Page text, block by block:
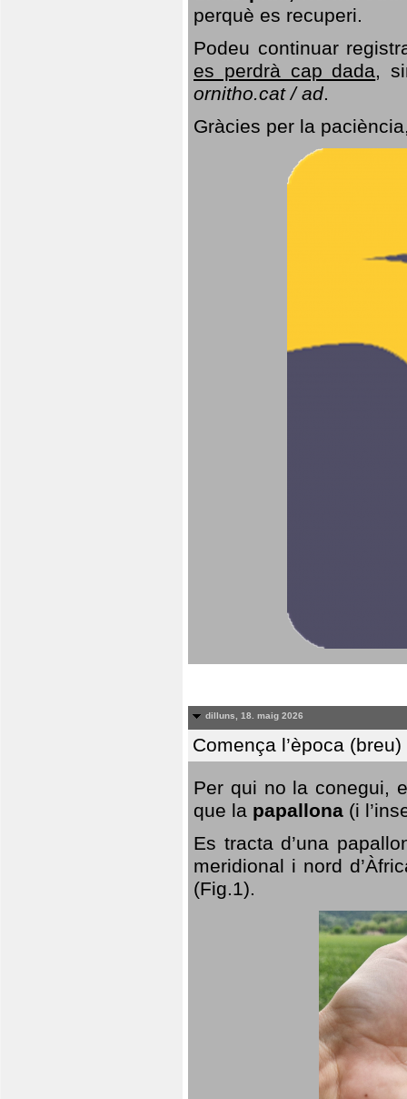
perquè es recuperi.
Podeu continuar
es perdrà cap dada,
ornitho.cat / ad.
Gràcies per la
dilluns, 18. maig 2026
Comença l’època
Per qui no la conegui,
que la papallona (i
Es tracta d’una
meridional i nord
(Fig.1).